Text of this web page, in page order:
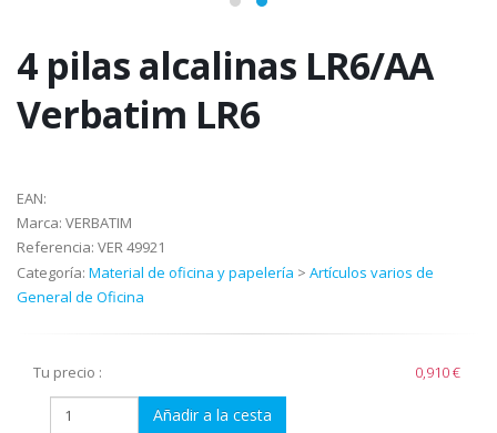
4 pilas alcalinas LR6/AA
Verbatim LR6
EAN:
Marca: VERBATIM
Referencia: VER 49921
Categoría: Material de oficina y papelería > Artículos varios de
General de Oficina
Tu precio : 0,910 €
Añadir a la cesta